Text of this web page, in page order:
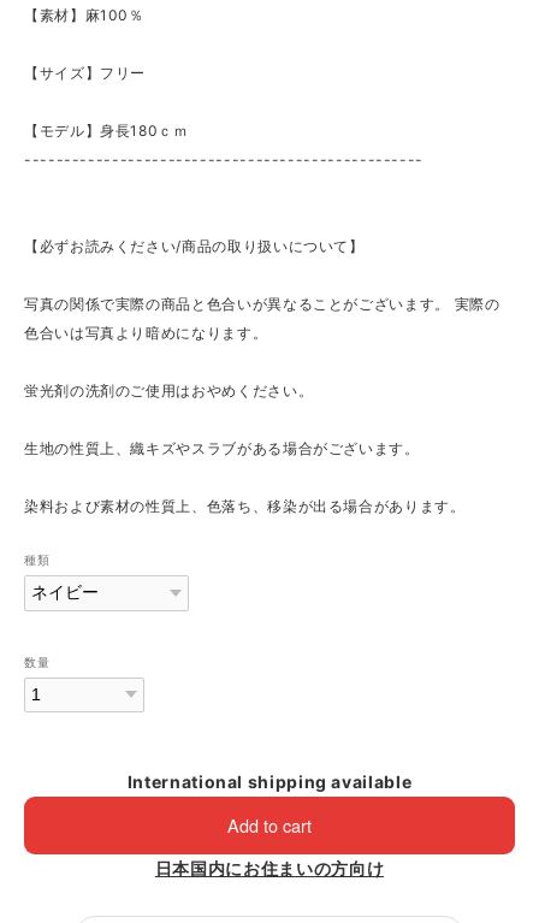
【素材】麻100％
【サイズ】フリー
【モデル】身長180ｃｍ
--------------------------------------------------
【必ずお読みください/商品の取り扱いについて】
写真の関係で実際の商品と色合いが異なることがございます。 実際の
色合いは写真より暗めになります。
蛍光剤の洗剤のご使用はおやめください。
生地の性質上、織キズやスラブがある場合がございます。
染料および素材の性質上、色落ち、移染が出る場合があります。
種類
数量
International shipping available
Add to cart
日本国内にお住まいの方向け